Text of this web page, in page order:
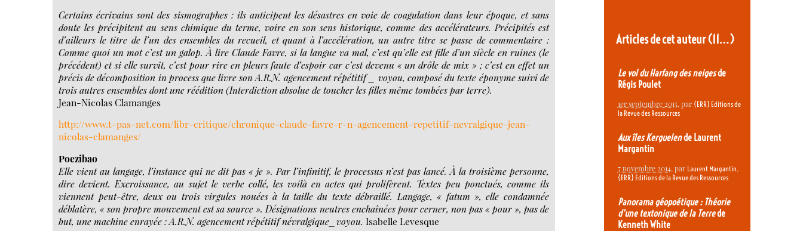
Certains écrivains sont des sismographes : ils anticipent les désastres en voie de coagulation dans leur époque, et sans
doute les précipitent au sens chimique du terme, voire en son sens historique, comme des accélérateurs. Précipités est
d’ailleurs le titre de l’un des ensembles du recueil, et quant à l’accélération, un autre titre se passe de commentaire :
Comme quoi un mot c’est un galop. À lire Claude Favre, si la langue va mal, c’est qu’elle est fille d’un siècle en ruines (le
précédent) et si elle survit, c’est pour rire en pleurs faute d’espoir car c’est devenu « un drôle de mix » ; c’est en effet un
précis de décomposition in process que livre son A.R.N. agencement répétitif _ voyou, composé du texte éponyme suivi de
trois autres ensembles dont une réédition (Interdiction absolue de toucher les filles même tombées par terre).
Jean-Nicolas Clamanges
http://www.t-pas-net.com/libr-critique/chronique-claude-favre-r-n-agencement-repetitif-nevralgique-jean-
nicolas-clamanges/
Poezibao
Elle vient au langage, l’instance qui ne dit pas « je ». Par l’infinitif, le processus n’est pas lancé. À la troisième personne,
dire devient. Excroissance, au sujet le verbe collé, les voilà en actes qui prolifèrent. Textes peu ponctués, comme ils
viennent peut-être, deux ou trois virgules nouées à la taille du texte débraillé. Langage, « fatum », elle condamnée
déblatère, « son propre mouvement est sa source ». Désignations neutres enchaînées pour cerner, non pas « pour », pas de
but, une machine enrayée : A.R.N. agencement répétitif névralgique_voyou.Isabelle Levesque
Articles de cet auteur(11…)
Le vol du Harfang des neigesde
Régis Poulet
1er septembre 2015, par {ERR} Editions de
la Revue des Ressources
Aux îles Kerguelende Laurent
Margantin
7 novembre 2014, par Laurent Margantin,
{ERR} Editions de la Revue des Ressources
Panorama géopoétique : Théorie
d’une textonique de la Terrede
Kenneth White